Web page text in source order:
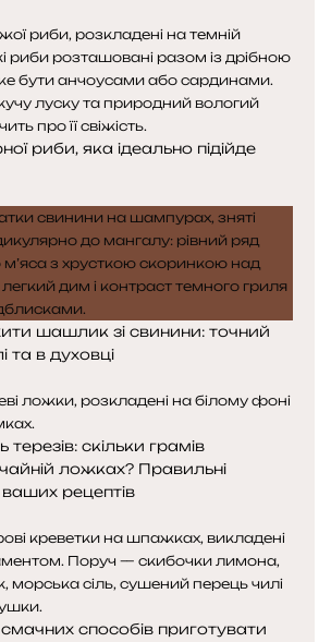
риби, яка ідеально підійде
шашлик зі свинини: точний
та в духовці
скільки грамів
ложках? Правильні
ваших рецептів
способів приготувати